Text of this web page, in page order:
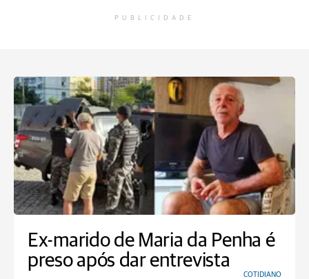
PUBLICIDADE
Ex-marido de Maria da Penha é
preso após dar entrevista
COTIDIANO